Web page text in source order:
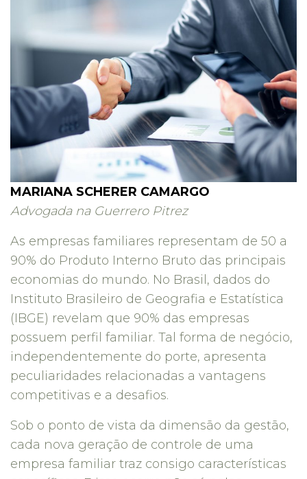
MARIANA SCHERER CAMARGO
Advogada na Guerrero Pitrez
As empresas familiares representam de 50 a
90% do Produto Interno Bruto das principais
economias do mundo. No Brasil, dados do
Instituto Brasileiro de Geografia e Estatística
(IBGE) revelam que 90% das empresas
possuem perfil familiar. Tal forma de negócio,
independentemente do porte, apresenta
peculiaridades relacionadas a vantagens
competitivas e a desafios.
Sob o ponto de vista da dimensão da gestão,
cada nova geração de controle de uma
empresa familiar traz consigo características